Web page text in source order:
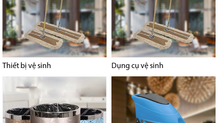
Thiết bị vệ sinh Dụng cụ vệ sinh